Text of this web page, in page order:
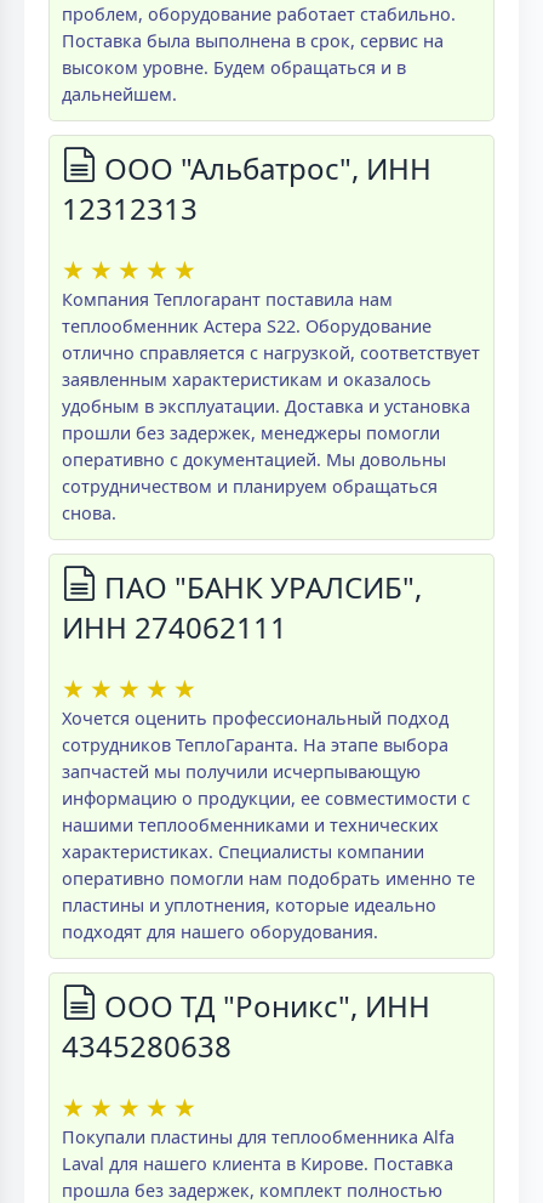
проблем, оборудование работает стабильно.
Поставка была выполнена в срок, сервис на
высоком уровне. Будем обращаться и в
дальнейшем.
ООО "Альбатрос", ИНН
12312313
★ ★ ★ ★ ★
Компания Теплогарант поставила нам
теплообменник Астера S22. Оборудование
отлично справляется с нагрузкой, соответствует
заявленным характеристикам и оказалось
удобным в эксплуатации. Доставка и установка
прошли без задержек, менеджеры помогли
оперативно с документацией. Мы довольны
сотрудничеством и планируем обращаться
снова.
ПАО "БАНК УРАЛСИБ",
ИНН 274062111
★ ★ ★ ★ ★
Хочется оценить профессиональный подход
сотрудников ТеплоГаранта. На этапе выбора
запчастей мы получили исчерпывающую
информацию о продукции, ее совместимости с
нашими теплообменниками и технических
характеристиках. Специалисты компании
оперативно помогли нам подобрать именно те
пластины и уплотнения, которые идеально
подходят для нашего оборудования.
ООО ТД "Роникс", ИНН
4345280638
★ ★ ★ ★ ★
Покупали пластины для теплообменника Alfa
Laval для нашего клиента в Кирове. Поставка
прошла без задержек, комплект полностью